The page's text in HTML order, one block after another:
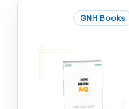
GNH Books